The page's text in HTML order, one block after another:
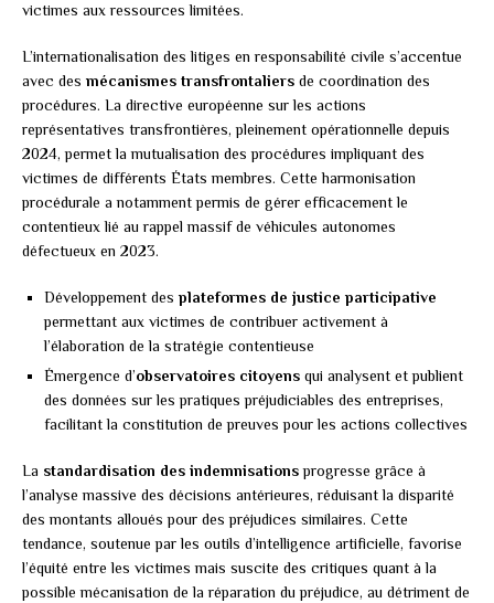
victimes aux ressources limitées.
L’internationalisation des litiges en responsabilité civile s’accentue
avec des mécanismes transfrontaliers de coordination des
procédures. La directive européenne sur les actions
représentatives transfrontières, pleinement opérationnelle depuis
2024, permet la mutualisation des procédures impliquant des
victimes de différents États membres. Cette harmonisation
procédurale a notamment permis de gérer efficacement le
contentieux lié au rappel massif de véhicules autonomes
défectueux en 2023.
Développement des plateformes de justice participative
permettant aux victimes de contribuer activement à
l’élaboration de la stratégie contentieuse
Émergence d’observatoires citoyens qui analysent et publient
des données sur les pratiques préjudiciables des entreprises,
facilitant la constitution de preuves pour les actions collectives
La standardisation des indemnisationsprogresse grâce à
l’analyse massive des décisions antérieures, réduisant la disparité
des montants alloués pour des préjudices similaires. Cette
tendance, soutenue par les outils d’intelligence artificielle, favorise
l’équité entre les victimes mais suscite des critiques quant à la
possible mécanisation de la réparation du préjudice, au détriment de